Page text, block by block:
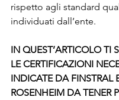
rispetto agli standard
individuati dall’ente.
IN QUEST’ARTICOLO TI
LE CERTIFICAZIONI
INDICATE DA FINSTRAL
ROSENHEIM DA TENER